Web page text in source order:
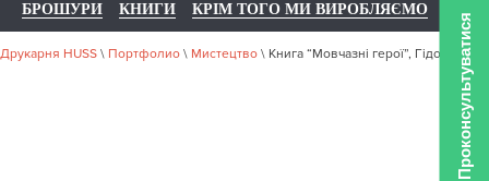
БРОШУРИ
КНИГИ КРІМ ТОГО МИ ВИРОБЛЯЄМО
Друкарня HUSS \ Портфолио \ Мистецтво \ Книга “Мовчазні герої”, Гідо Хайсіг
Проконсультуватися